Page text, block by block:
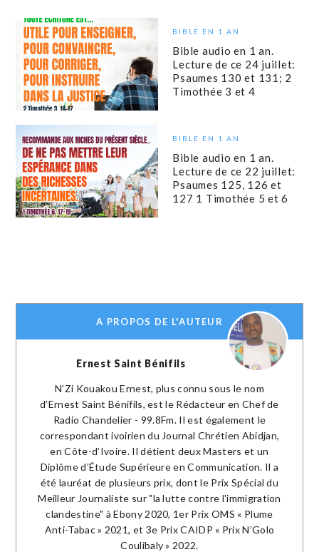
BIBLE EN 1 AN
Bible audio en 1 an.
Lecture de ce 24 juillet:
Psaumes 130 et 131; 2
Timothée 3 et 4
BIBLE EN 1 AN
Bible audio en 1 an.
Lecture de ce 22 juillet:
Psaumes 125, 126 et
127 1 Timothée 5 et 6
A PROPOS DE L'AUTEUR
Ernest Saint Bénifils
N’Zi Kouakou Ernest, plus connu sous le nom
d’Ernest Saint Bénifils, est le Rédacteur en Chef de
Radio Chandelier - 99.8Fm. Il est également le
correspondant ivoirien du Journal Chrétien Abidjan,
en Côte-d’Ivoire. Il détient deux Masters et un
Diplôme d’Étude Supérieure en Communication. Il a
été lauréat de plusieurs prix, dont le Prix Spécial du
Meilleur Journaliste sur "la lutte contre l'immigration
clandestine" à Ebony 2020, 1er Prix OMS « Plume
Anti-Tabac » 2021, et 3e Prix CAIDP « Prix N’Golo
Coulibaly » 2022.